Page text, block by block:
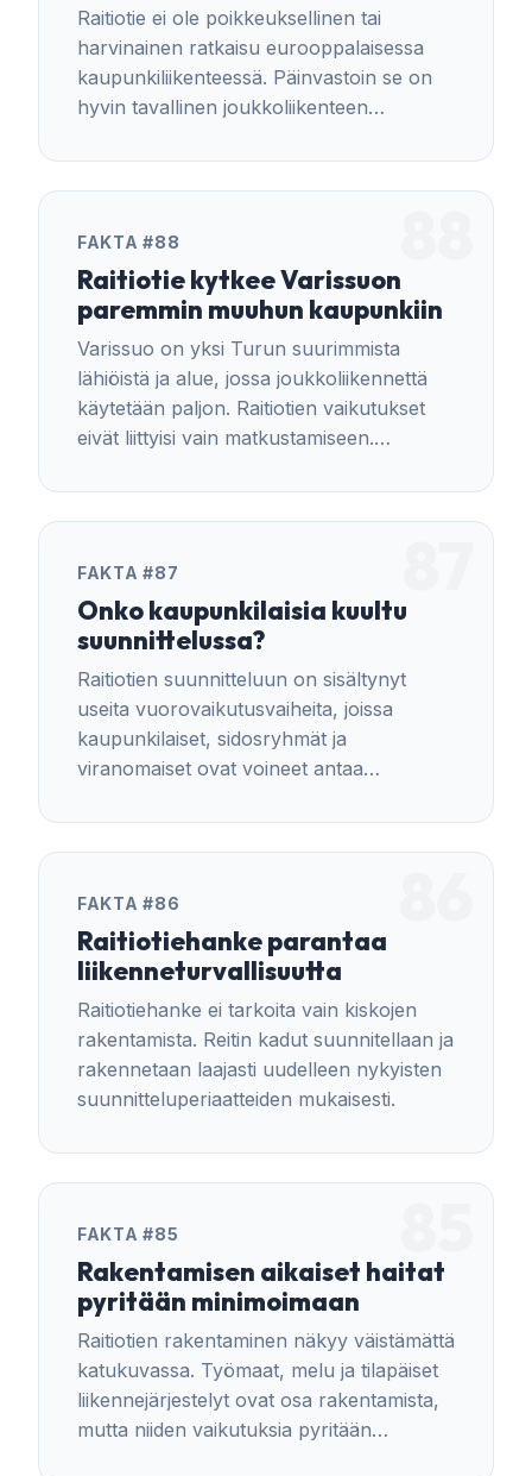
Raitiotie ei ole poikkeuksellinen tai
harvinainen ratkaisu eurooppalaisessa
kaupunkiliikenteessä. Päinvastoin se on
hyvin tavallinen joukkoliikenteen
kaupungeissa.
FAKTA #88
Raitiotie kytkee Varissuon
paremmin muuhun kaupunkiin
Varissuo on yksi Turun suurimmista
lähiöistä ja alue, jossa joukkoliikennettä
käytetään paljon. Raitiotien vaikutukset
eivät liittyisi vain matkustamiseen.
Kupittaan suuntaan liikennöi syksystä
2026 alkaen ruuhka-aikana jopa 26
FAKTA #87
Onko kaupunkilaisia kuultu
suunnittelussa?
Raitiotien suunnitteluun on sisältynyt
useita vuorovaikutusvaiheita, joissa
kaupunkilaiset, sidosryhmät ja
viranomaiset ovat voineet antaa
FAKTA #86
Raitiotiehanke parantaa
liikenneturvallisuutta
Raitiotiehanke ei tarkoita vain kiskojen
rakentamista. Reitin kadut suunnitellaan ja
rakennetaan laajasti uudelleen nykyisten
suunnitteluperiaatteiden mukaisesti.
FAKTA #85
Rakentamisen aikaiset haitat
pyritään minimoimaan
Raitiotien rakentaminen näkyy väistämättä
katukuvassa. Työmaat, melu ja tilapäiset
liikennejärjestelyt ovat osa rakentamista,
mutta niiden vaikutuksia pyritään